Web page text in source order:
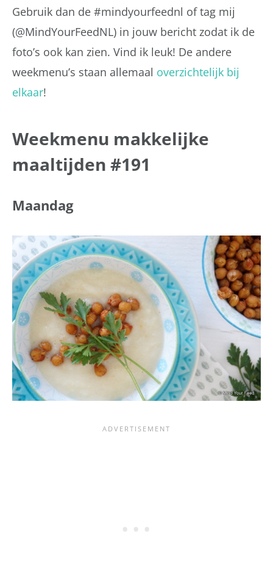
Gebruik dan de #mindyourfeednl of tag mij
(@MindYourFeedNL) in jouw bericht zodat ik de
foto’s ook kan zien. Vind ik leuk! De andere
weekmenu’s staan allemaal overzichtelijk bij
elkaar!
Weekmenu makkelijke
maaltijden #191
Maandag